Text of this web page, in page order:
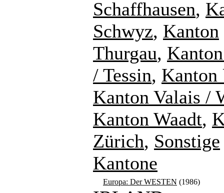
Schaffhausen,
Schwyz, Kanton
Thurgau,
/ Tessin,
Kanton Valais /
Kanton Waadt,
Zürich, Sonstige
Kantone
Europa: Der WESTEN (1986)